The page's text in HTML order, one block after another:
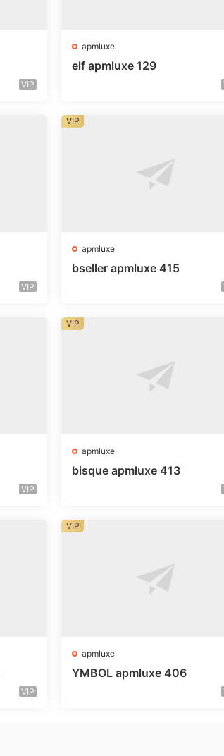
VIP
apmluxe
elf apmluxe 129
VIP
apmluxe
bseller apmluxe 415
VIP
VIP
apmluxe
bisque apmluxe 413
VIP
VIP
apmluxe
YMBOL apmluxe 406
VIP